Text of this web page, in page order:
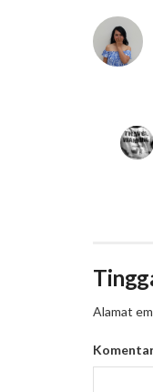
Alamat